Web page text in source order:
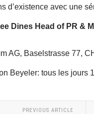
d’existence avec une
Dines Head of PR &
AG, Baselstrasse 77,
Beyeler: tous les jours
PREVIOUS ARTICLE